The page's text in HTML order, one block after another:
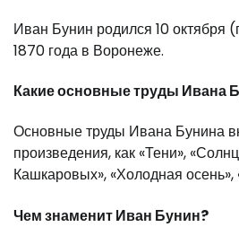
Иван Бунин родился 10 октября
1870 года в Воронеже.
Какие основные труды Ивана
Основные труды Ивана Бунина
произведения, как «Тени»,
Кашкаровых», «Холодная осень»,
Чем знаменит Иван Бунин?